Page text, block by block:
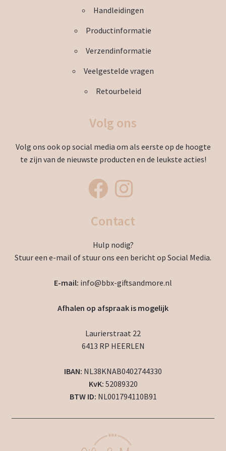
Handleidingen
Productinformatie
Verzendinformatie
Veelgestelde vragen
Retourbeleid
Volg ons
Volg ons ook op social media om als eerste op de hoogte
te zijn van de nieuwste producten en de leukste acties!
Contact
Hulp nodig?
Stuur een e-mail of stuur ons een bericht op Social Media.
E-mail: info@bbx-giftsandmore.nl
Afhalen op afspraak is mogelijk
Laurierstraat 22
6413 RP HEERLEN
IBAN: NL38KNAB0402744330
KvK: 52089320
BTW ID: NL001794110B91